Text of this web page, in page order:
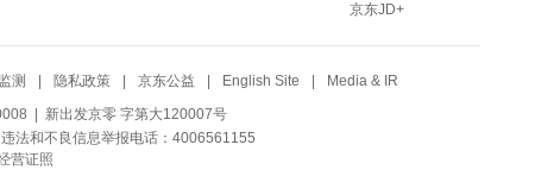
京东JD+
测 隐私政策 京东公益 English Site Media & IR
| 新出发京零 字第大120007号
法和不良信息举报电话：4006561155
营证照